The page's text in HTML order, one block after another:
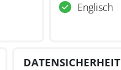
Englisch
DATENSICHERHEIT